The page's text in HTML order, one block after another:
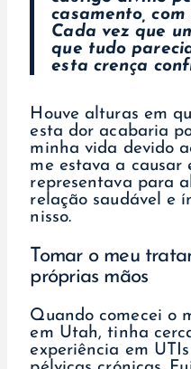
casamento,
Cada vez que
que tudo
esta crença
Houve alturas em
esta dor acabaria
minha vida devido
me estava a causar
representava para
relação saudável e
nisso.
Tomar o meu
próprias mãos
Quando comecei o
em Utah, tinha
experiência em